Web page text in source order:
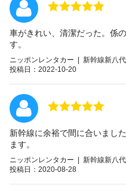
車がきれい、清潔だった。係
す。
ニッポンレンタカー | 新幹線新八
投稿日：2022-10-20
新幹線に余裕で間に合いまし
ます。
ニッポンレンタカー | 新幹線新八
投稿日：2020-08-28